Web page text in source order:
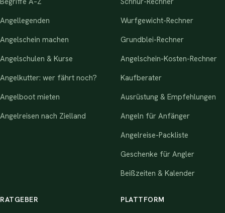
Angellegenden
Angelschein machen
Angelschulen & Kurse
Angelkutter: wer fährt noch?
Angelboot mieten
Angelreisen nach Zielland
Wurfgewicht-Rechner
Grundblei-Rechner
Angelschein-Kosten-Rechner
Kaufberater
Ausrüstung & Empfehlungen
Angeln für Anfänger
Angelreise-Packliste
Geschenke für Angler
Beißzeiten & Kalender
RATGEBER PLATTFORM